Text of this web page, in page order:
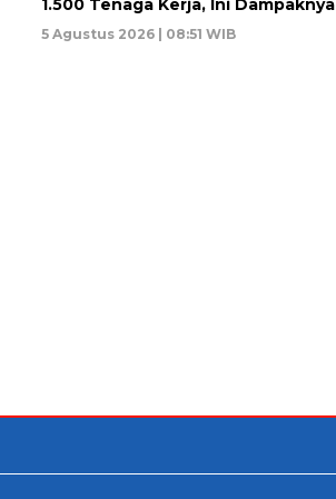
1.500 Tenaga Kerja, Ini Dampaknya
5 Agustus 2026 | 08:51 WIB